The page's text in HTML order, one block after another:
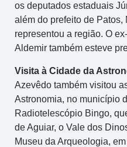
os deputados estaduais
além do prefeito de Patos,
representou a região. O
Aldemir também esteve
Visita à Cidade da
Azevêdo também visitou
Astronomia, no município
Radiotelescópio Bingo,
de Aguiar, o Vale dos
Museu da Arqueologia,